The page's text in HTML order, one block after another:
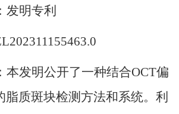
发明专利
本发明公开了一种结合OCT偏
脂质斑块检测方法和系统。利